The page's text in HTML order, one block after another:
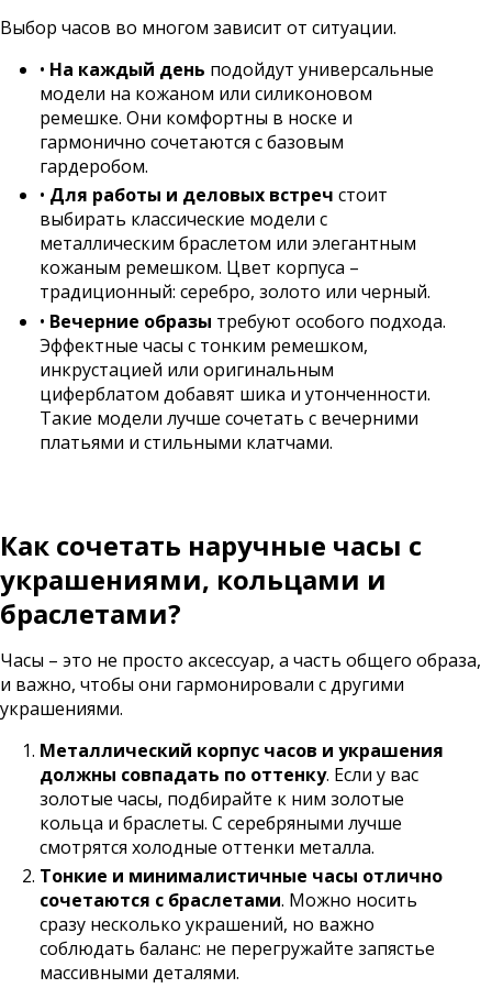
Выбор часов во многом зависит от ситуации.
• На каждый день подойдут универсальные
модели на кожаном или силиконовом
ремешке. Они комфортны в носке и
гармонично сочетаются с базовым
гардеробом.
• Для работы и деловых встреч стоит
выбирать классические модели с
металлическим браслетом или элегантным
кожаным ремешком. Цвет корпуса –
традиционный: серебро, золото или черный.
• Вечерние образы требуют особого подхода.
Эффектные часы с тонким ремешком,
инкрустацией или оригинальным
циферблатом добавят шика и утонченности.
Такие модели лучше сочетать с вечерними
платьями и стильными клатчами.
Как сочетать наручные часы с
украшениями, кольцами и
браслетами?
Часы – это не просто аксессуар, а часть общего образа,
и важно, чтобы они гармонировали с другими
украшениями.
Металлический корпус часов и украшения
должны совпадать по оттенку. Если у вас
золотые часы, подбирайте к ним золотые
кольца и браслеты. С серебряными лучше
смотрятся холодные оттенки металла.
Тонкие и минималистичные часы отлично
сочетаются с браслетами. Можно носить
сразу несколько украшений, но важно
соблюдать баланс: не перегружайте запястье
массивными деталями.